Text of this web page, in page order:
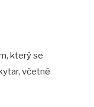
který se
včetně